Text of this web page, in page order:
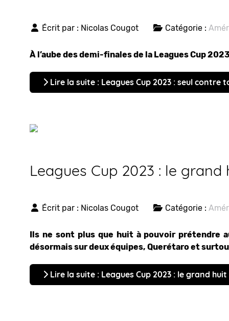
Écrit par : Nicolas Cougot Catégorie :
À l’aube des demi-finales de la Leagues Cup
Lire la suite : Leagues Cup 2023 : seul contre
Leagues Cup 2023 : le grand
Écrit par : Nicolas Cougot Catégorie :
Ils ne sont plus que huit à pouvoir prétendre
désormais sur deux équipes, Querétaro et
Lire la suite : Leagues Cup 2023 : le grand huit